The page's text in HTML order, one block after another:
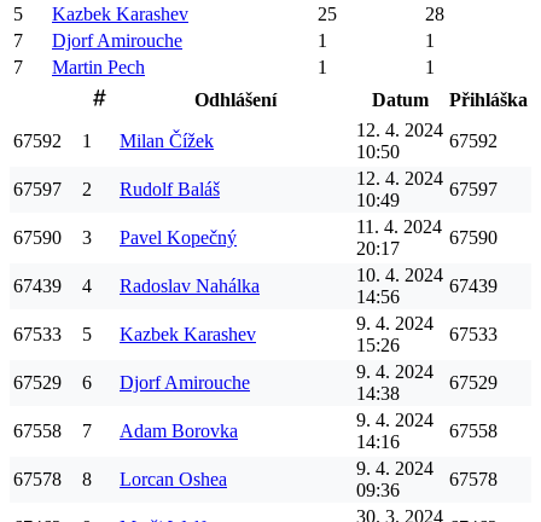
5
Kazbek Karashev 25
28
7
Djorf Amirouche 1
1
7
Martin Pech 1
1
Odhlášení
Datum
Přihláška
67592
1 Milan Čížek
12. 4. 2024
10:50
67592
67597 2 Rudolf Baláš
12. 4. 2024
10:49
67597
67590 3 Pavel Kopečný
11. 4. 2024
20:17
67590
67439 4 Radoslav Nahálka
10. 4. 2024
14:56
67439
67533 5 Kazbek Karashev
9. 4. 2024
15:26
67533
67529 6 Djorf Amirouche
9. 4. 2024
14:38
67529
67558 7 Adam Borovka
9. 4. 2024
14:16
67558
67578 8 Lorcan Oshea
9. 4. 2024
09:36
67578
30. 3. 2024